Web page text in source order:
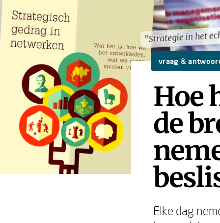
"Strategie in het
"Strategie in het
vraag &
Hoe
de
Elke dag